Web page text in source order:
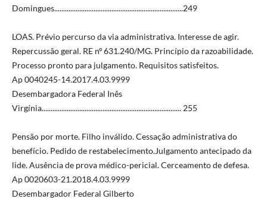
Domingues........................................................................249
LOAS. Prévio percurso da via administrativa. Interesse de agir.
Repercussão geral. RE nº 631.240/MG. Princípio da razoabilidade.
Processo pronto para julgamento. Requisitos satisfeitos.
Ap 0040245-14.2017.4.03.9999
Desembargadora Federal Inês
Virgínia.............................................................................. 255
Pensão por morte. Filho inválido. Cessação administrativa do
benefício. Pedido de restabelecimento.Julgamento antecipado da
lide. Ausência de prova médico-pericial. Cerceamento de defesa.
Ap 0020603-21.2018.4.03.9999
Desembargador Federal Gilberto